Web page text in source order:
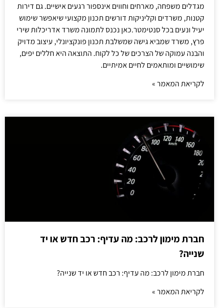
מגדלים משפחה, מארחים וחווים אינספור רגעים אישיים. גם דירות
קטנות, משרדים וקליניקות דורשים תכנון מקצועי שיאפשר שימוש
יעיל ונעים בכל סנטימטר.כאן נכנס לתמונה משרד אדריכלות שירי
פרץ, משרד שמביא גישה שמשלבת תכנון פונקציונלי, עיצוב מדויק
והבנה עמוקה של הצרכים של כל לקוח. התוצאה היא חללים יפים,
שימושיים ומותאמים לחיים אמיתיים.
לקריאת המאמר »
חברת מימון לרכב: מה עדיף: רכב חדש או יד
שנייה?
חברת מימון לרכב: מה עדיף: רכב חדש או יד שנייה?
לקריאת המאמר »